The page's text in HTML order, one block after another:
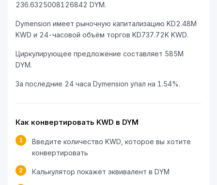
236.6325008126842 DYM.
Dymension имеет рыночную капитализацию KD2.48M
KWD и 24-часовой объём торгов KD737.72K KWD.
Циркулирующее предложение составляет 585M
DYM.
За последние 24 часа Dymension упал на 1.54%.
Как конвертировать KWD в DYM
1
Введите количество KWD, которое вы хотите
конвертировать
2 Калькулятор покажет эквивалент в DYM